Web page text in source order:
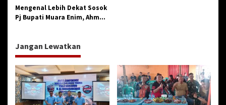
Pengantin Anyar
Mengenal Lebih Dekat Sosok
Pj Bupati Muara Enim, Ahmad
Jangan Lewatkan